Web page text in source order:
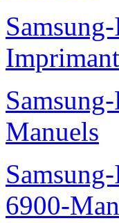
Manuels
6900-